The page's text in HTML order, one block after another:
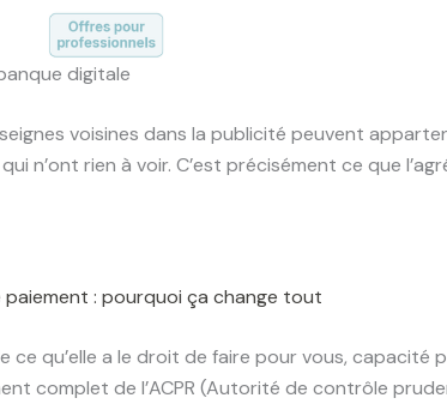
digitale
voisines dans la publicité peuvent
n’ont rien à voir. C’est précisément ce que
: pourquoi ça change tout
ce qu’elle a le droit de faire pour vous, capacité
complet de l’ACPR (Autorité de contrôle